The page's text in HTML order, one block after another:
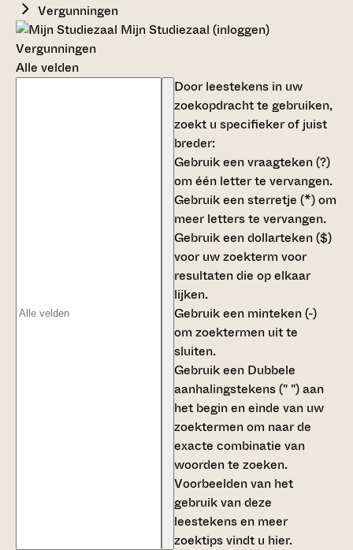
Vergunningen
Mijn Studiezaal (inloggen)
Vergunningen
Alle velden
Door leestekens in uw
zoekopdracht te gebruiken,
zoekt u specifieker of juist
breder:
Gebruik eenvraagteken (?)
om één letter te vervangen.
Gebruik eensterretje (*)om
meer letters te vervangen.
Gebruik eendollarteken ($)
voor uw zoekterm voor
resultaten die op elkaar
lijken.
Gebruik een minteken (-)
om zoektermen uit te
sluiten.
Gebruik een Dubbele
aanhalingstekens (" ")aan
het begin en einde van uw
zoektermen om naar de
exacte combinatie van
woorden te zoeken.
Voorbeelden van het
gebruik van deze
leestekens en meer
zoektips vindt u hier.